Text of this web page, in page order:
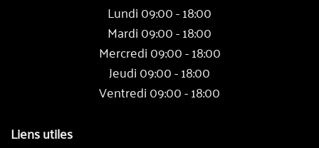
Lundi 09:00 - 18:00
Mardi 09:00 - 18:00
Mercredi 09:00 - 18:00
Jeudi 09:00 - 18:00
Ventredi 09:00 - 18:00
Liens utiles